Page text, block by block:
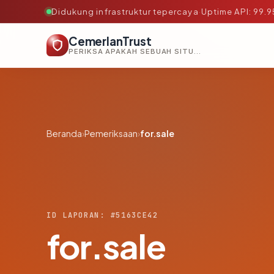
Didukung infrastruktur tepercaya·Uptime API:
CemerlanTrust
PERIKSA APAKAH SEBUAH SITUS AMAN, TEPERCAYA, DAN TERVERIFIKASI DALAM HITUNGAN DETIK.
Beranda›Pemeriksaan›for.sale
ID LAPORAN: #5163CE42
for.sale